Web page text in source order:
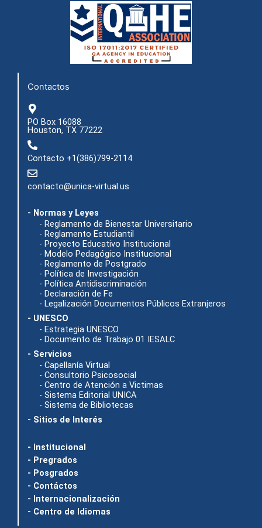
t
a
g
a
t
u
b
e
w
i
t
t
e
Contactos
PO Box 16088
Houston, TX 77222
Contacto +1(386)799-2114
contacto@unica-virtual.us
- Normas y Leyes
- Reglamento de Bienestar Universitario
- Reglamento Estudiantil
- Proyecto Educativo Institucional
- Modelo Pedagógico Institucional
- Reglamento de Postgrado
- Política de Investigación
- Política Antidiscriminación
- Declaración de Fe
- Legalización Documentos Públicos Extranjeros
- UNESCO
- Estrategia UNESCO
- Documento de Trabajo 01 IESALC
- Servicios
- Capellanía Virtual
- Consultorio Psicosocial
- Centro de Atención a Victimas
- Sistema Editorial UNICA
- Sistema de Bibliotecas
- Sitios de Interés
- Institucional
- Pregrados
- Posgrados
- Contáctos
- Internacionalización
- Centro de Idiomas